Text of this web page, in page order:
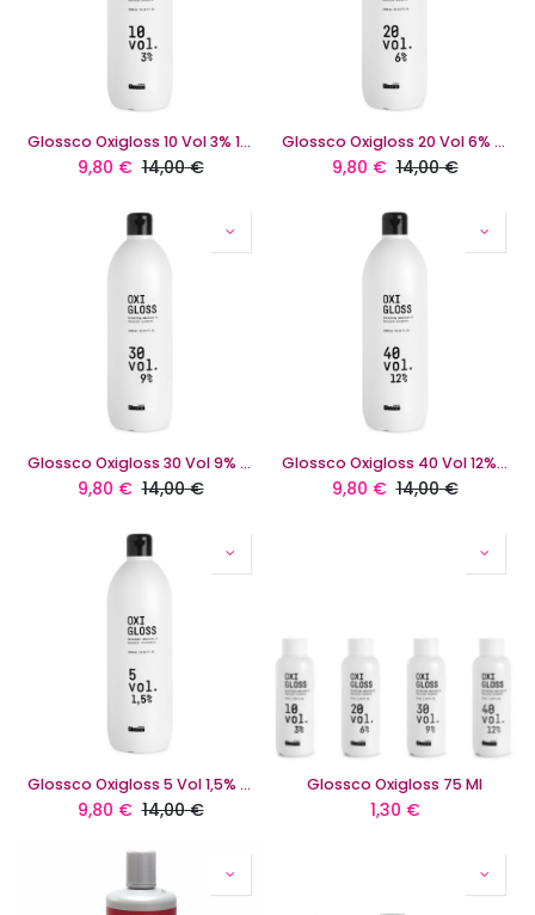
Glossco Oxigloss 10 Vol 3% 1000 Ml
9,80 € 14,00€
Glossco Oxigloss 20 Vol 6% 1000 Ml
9,80 € 14,00€
Glossco Oxigloss 30 Vol 9% 1000 Ml
9,80 € 14,00€
Glossco Oxigloss 40 Vol 12% 1000 Ml
9,80 € 14,00€
Glossco Oxigloss 5 Vol 1,5% 1000 Ml
9,80 € 14,00€
Glossco Oxigloss 75 Ml
1,30 €